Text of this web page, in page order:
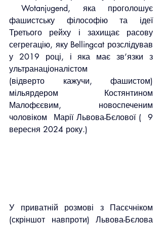
Wotanjugend, яка проголошує
фашистську філософію та ідеї
Третього рейху і захищає расову
сегрегацію, яку Bellingcat розслідував
у 2019 році, і яка має зв’язки з
ультранаціоналістом
(відверто кажучи, фашистом)
мільярдером Костянтином
Малофєєвим, новоспеченим
чоловіком  Марії Львова-Бєлової (  9
вересня 2024 року.)
У приватній розмові з Пасєчніком
(скріншот навпроти) Львова-Бєлова